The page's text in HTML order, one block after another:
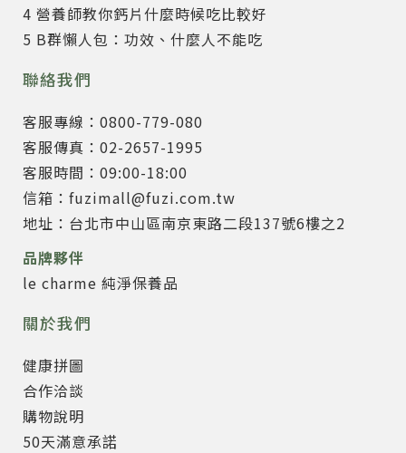
4 營養師教你鈣片什麼時候吃比較好
5 B群懶人包：功效、什麼人不能吃
聯絡我們
客服專線：0800-779-080
客服傳真：02-2657-1995
客服時間：09:00-18:00
信箱：fuzimall@fuzi.com.tw
地址：台北市中山區南京東路二段137號6樓之2
品牌夥伴
le charme 純淨保養品
關於我們
健康拼圖
合作洽談
購物說明
50天滿意承諾